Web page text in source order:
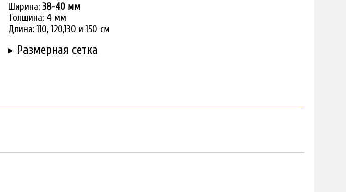
Ширина: 38-40 мм
Толщина: 4 мм
Длина: 110, 120,130 и 150 см
Размерная сетка